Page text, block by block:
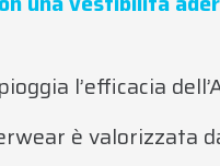
l’efficacia
è valorizzata